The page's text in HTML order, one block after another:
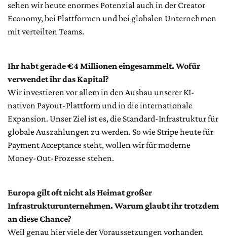
sehen wir heute enormes Potenzial auch in der Creator
Economy, bei Plattformen und bei globalen Unternehmen
mit verteilten Teams.
Ihr habt gerade €4 Millionen eingesammelt. Wofür
verwendet ihr das Kapital?
Wir investieren vor allem in den Ausbau unserer KI-
nativen Payout-Plattform und in die internationale
Expansion. Unser Ziel ist es, die Standard-Infrastruktur für
globale Auszahlungen zu werden. So wie Stripe heute für
Payment Acceptance steht, wollen wir für moderne
Money-Out-Prozesse stehen.
Europa gilt oft nicht als Heimat großer
Infrastrukturunternehmen. Warum glaubt ihr trotzdem
an diese Chance?
Weil genau hier viele der Voraussetzungen vorhanden